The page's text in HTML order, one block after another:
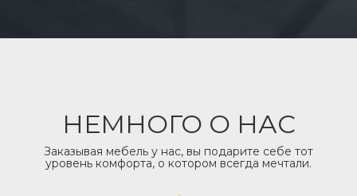
НЕМНОГО О НАС
Заказывая мебель у нас, вы подарите себе тот
уровень комфорта, о котором всегда мечтали.